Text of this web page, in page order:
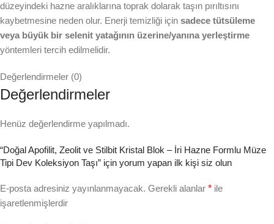
düzeyindeki hazne aralıklarına toprak dolarak taşın pırıltısını
kaybetmesine neden olur. Enerji temizliği için sadece tütsüleme
veya büyük bir selenit yatağının üzerine/yanına yerleştirme
yöntemleri tercih edilmelidir.
Değerlendirmeler (0)
Değerlendirmeler
Henüz değerlendirme yapılmadı.
“Doğal Apofilit, Zeolit ve Stilbit Kristal Blok – İri Hazne Formlu Müze
Tipi Dev Koleksiyon Taşı” için yorum yapan ilk kişi siz olun
E-posta adresiniz yayınlanmayacak. Gerekli alanlar * ile
işaretlenmişlerdir